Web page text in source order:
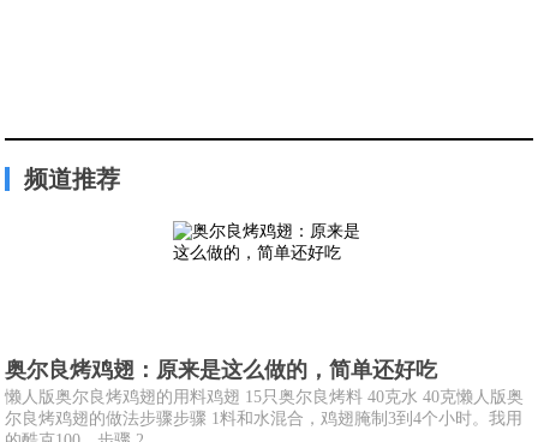
频道推荐
奥尔良烤鸡翅：原来是这么做的，简单还好吃
懒人版奥尔良烤鸡翅的用料鸡翅 15只奥尔良烤料 40克水 40克懒人版奥
尔良烤鸡翅的做法步骤步骤 1料和水混合，鸡翅腌制3到4个小时。我用